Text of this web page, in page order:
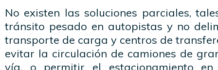
No existen las soluciones parciales,
tránsito pesado en autopistas y no
transporte de carga y centros de
evitar la circulación de camiones de
vía, o permitir el estacionamiento